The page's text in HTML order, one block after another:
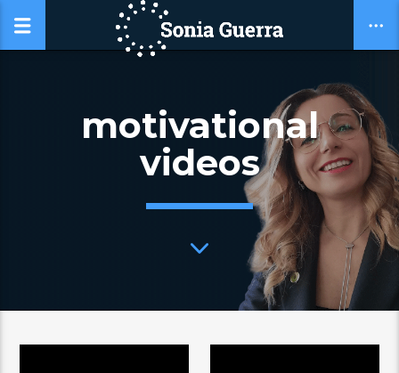
motivational
videos